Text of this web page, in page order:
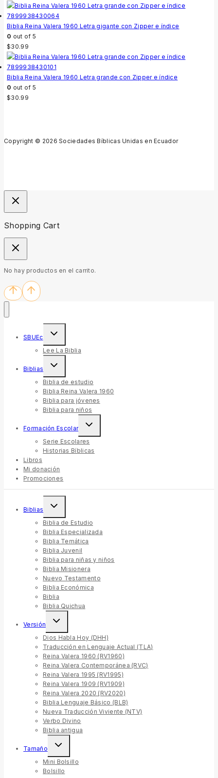
Biblia Reina Valera 1960 Letra gigante con Zipper e índice
0 out of 5
$30.99
Biblia Reina Valera 1960 Letra grande con Zipper e índice
0 out of 5
$30.99
Copyright © 2026 Sociedades Bíblicas Unidas en Ecuador
Shopping Cart
No hay productos en el carrito.
SBUEc
Lee La Biblia
Biblias
Biblia de estudio
Biblia Reina Valera 1960
Biblia para jóvenes
Biblia para niños
Formación Escolar
Serie Escolares
Historias Bíblicas
Libros
Mi donación
Promociones
Biblias
Biblia de Estudio
Biblia Especializada
Biblia Temática
Biblia Juvenil
Biblia para niñas y niños
Biblia Misionera
Nuevo Testamento
Biblia Económica
Biblia
Biblia Quichua
Versión
Dios Habla Hoy (DHH)
Traducción en Lenguaje Actual (TLA)
Reina Valera 1960 (RV1960)
Reina Valera Contemporánea (RVC)
Reina Valera 1995 (RV1995)
Reina Valera 1909 (RV1909)
Reina Valera 2020 (RV2020)
Biblia Lenguaje Básico (BLB)
Nueva Traducción Viviente (NTV)
Verbo Divino
Biblia antigua
Tamaño
Mini Bolsillo
Bolsillo